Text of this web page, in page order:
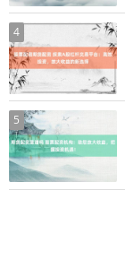
4
5